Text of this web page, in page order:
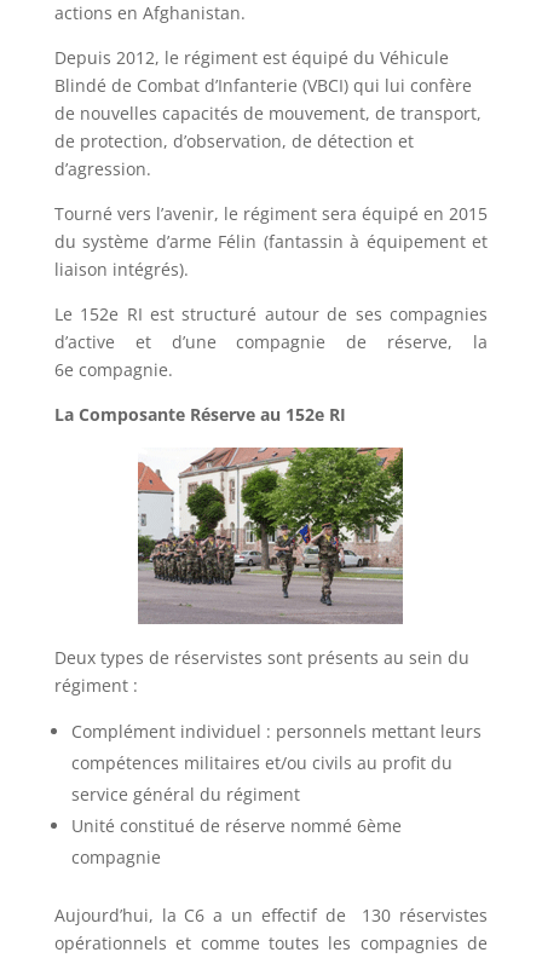
actions en Afghanistan.
Depuis 2012, le régiment est équipé du Véhicule
Blindé de Combat d’Infanterie (VBCI) qui lui confère
de nouvelles capacités de mouvement, de transport,
de protection, d’observation, de détection et
d’agression.
Tourné vers l’avenir, le régiment sera équipé en 2015
du système d’arme Félin (fantassin à équipement et
liaison intégrés).
Le 152e RI est structuré autour de ses compagnies
d’active et d’une compagnie de réserve, la
6e compagnie.
La Composante Réserve au 152e RI
Deux types de réservistes sont présents au sein du
régiment :
Complément individuel : personnels mettant leurs
compétences militaires et/ou civils au profit du
service général du régiment
Unité constitué de réserve nommé 6ème
compagnie
Aujourd’hui, la C6 a un effectif de 130 réservistes
opérationnels et comme toutes les compagnies de